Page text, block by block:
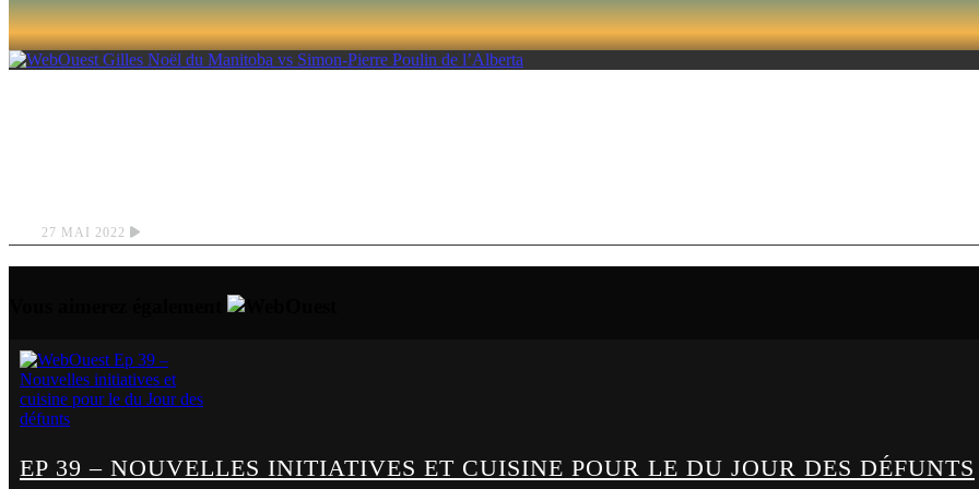
27 MAI 2022
EP 39 – NOUVELLES INITIATIVES ET CUISINE POUR LE DU JOUR DES DÉFUNTS